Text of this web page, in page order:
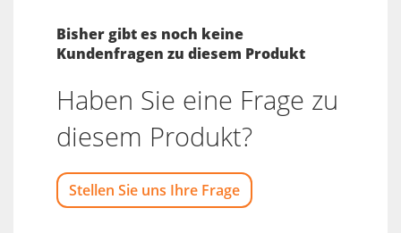
Bisher gibt es noch keine
Kundenfragen zu diesem Produkt
Haben Sie eine Frage zu
diesem Produkt?
Stellen Sie uns Ihre Frage